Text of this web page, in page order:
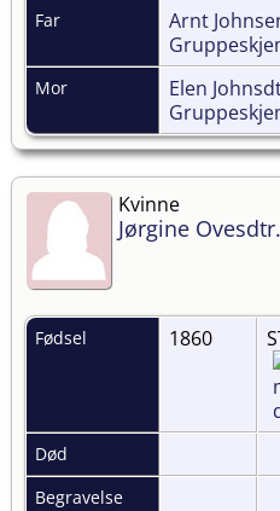
Far Arnt
Mor Elen
Kvinne
Jørgine
Fødsel 1860
Død
Begravelse